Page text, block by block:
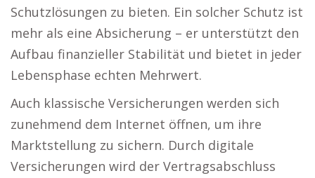
Schutzlösungen zu bieten. Ein solcher Schutz ist
mehr als eine Absicherung – er unterstützt den
Aufbau finanzieller Stabilität und bietet in jeder
Lebensphase echten Mehrwert.
Auch klassische Versicherungen werden sich
zunehmend dem Internet öffnen, um ihre
Marktstellung zu sichern. Durch digitale
Versicherungen wird der Vertragsabschluss